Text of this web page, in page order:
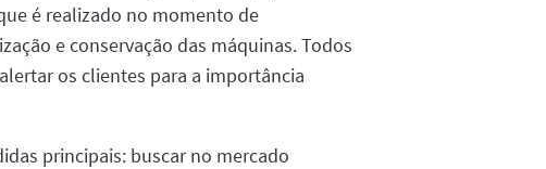
é realizado no momento de
e conservação das máquinas. Todos
os clientes para a importância
principais: buscar no mercado